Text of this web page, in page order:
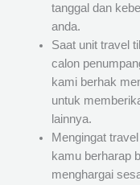
tanggal dan
anda.
Saat unit travel
calon
kami berhak
untuk
lainnya.
Mengingat
kamu berharap
menghargai